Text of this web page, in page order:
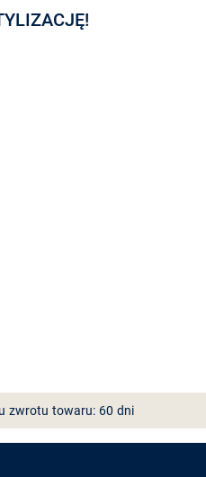
zwrotu towaru: 60 dni
VANGRAAF